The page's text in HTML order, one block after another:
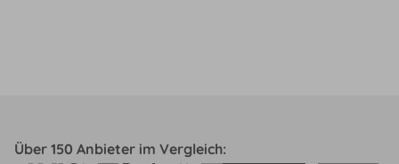
Über 150 Anbieter im Vergleich: